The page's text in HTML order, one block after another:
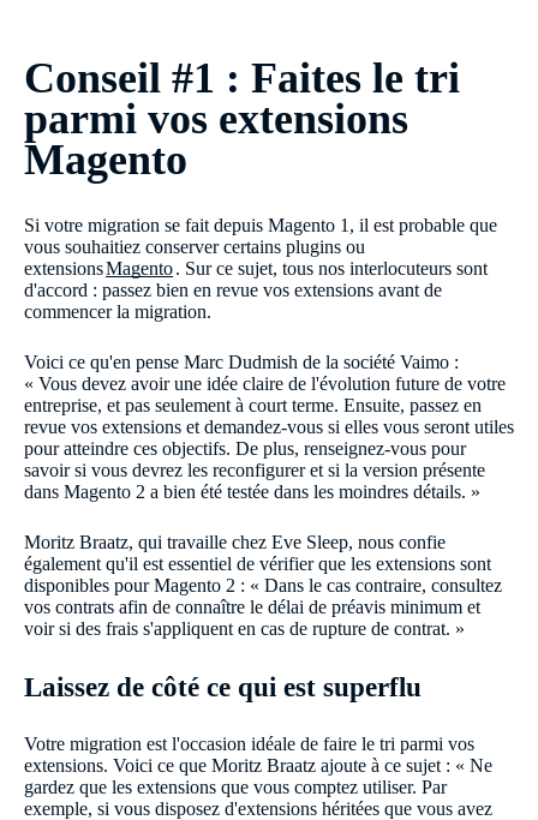
Conseil #1 : Faites le tri
parmi vos extensions
Magento
Si votre migration se fait depuis Magento 1, il est probable que
vous souhaitiez conserver certains plugins ou
extensionsMagento. Sur ce sujet, tous nos interlocuteurs sont
d'accord : passez bien en revue vos extensions avant de
commencer la migration.
Voici ce qu'en pense Marc Dudmish de la société Vaimo :
« Vous devez avoir une idée claire de l'évolution future de votre
entreprise, et pas seulement à court terme. Ensuite, passez en
revue vos extensions et demandez-vous si elles vous seront utiles
pour atteindre ces objectifs. De plus, renseignez-vous pour
savoir si vous devrez les reconfigurer et si la version présente
dans Magento 2 a bien été testée dans les moindres détails. »
Moritz Braatz, qui travaille chez Eve Sleep, nous confie
également qu'il est essentiel de vérifier que les extensions sont
disponibles pour Magento 2 : « Dans le cas contraire, consultez
vos contrats afin de connaître le délai de préavis minimum et
voir si des frais s'appliquent en cas de rupture de contrat. »
Laissez de côté ce qui est superflu
Votre migration est l'occasion idéale de faire le tri parmi vos
extensions. Voici ce que Moritz Braatz ajoute à ce sujet : « Ne
gardez que les extensions que vous comptez utiliser. Par
exemple, si vous disposez d'extensions héritées que vous avez